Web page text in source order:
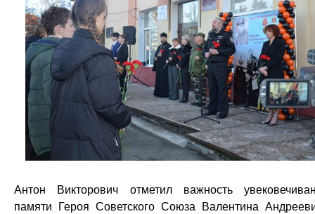
Антон Викторович отметил важность
памяти Героя Советского Союза Валентина